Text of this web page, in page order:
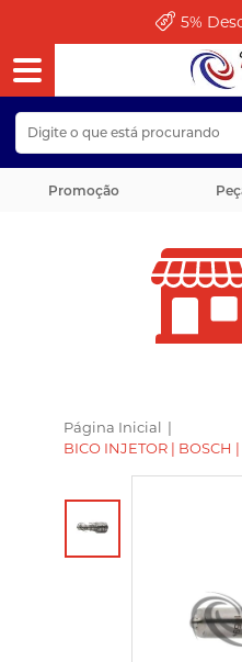
5%
Promoção
Página Inicial |
BICO INJETOR | BOSCH